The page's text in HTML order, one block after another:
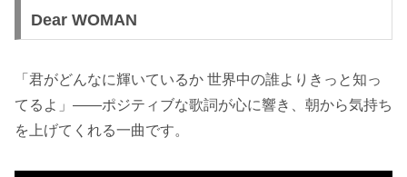
Dear WOMAN
「君がどんなに輝いているか 世界中の誰よりきっと知っ
てるよ」——ポジティブな歌詞が心に響き、朝から気持ち
を上げてくれる一曲です。